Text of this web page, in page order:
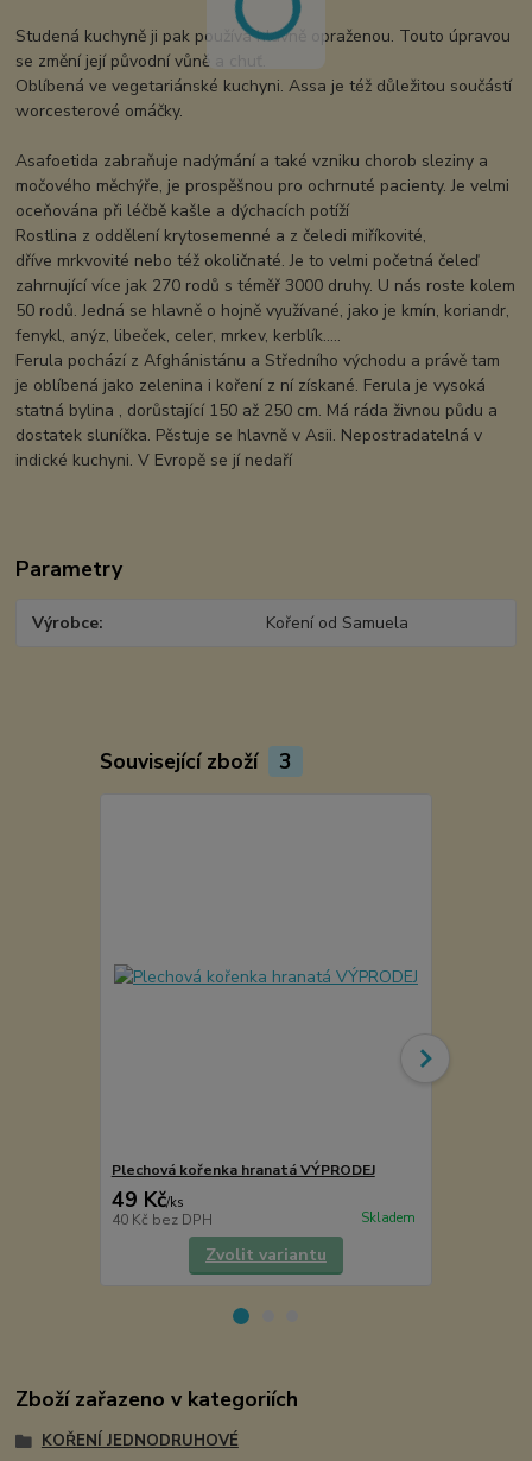
Studená kuchyně ji pak používá hlavně opraženou. Touto úpravou
se změní její původní vůně a chuť.
Oblíbená ve vegetariánské kuchyni. Assa je též důležitou součástí
worcesterové omáčky.
Asafoetida zabraňuje nadýmání a také vzniku chorob sleziny a
močového měchýře, je prospěšnou pro ochrnuté pacienty. Je velmi
oceňována při léčbě kašle a dýchacích potíží
Rostlina z oddělení krytosemenné a z čeledi miříkovité,
dříve mrkvovité nebo též okoličnaté. Je to velmi početná čeleď
zahrnující více jak 270 rodů s téměř 3000 druhy. U nás roste kolem
50 rodů. Jedná se hlavně o hojně využívané, jako je kmín, koriandr,
fenykl, anýz, libeček, celer, mrkev, kerblík.....
Ferula pochází z Afghánistánu a Středního východu a právě tam
je oblíbená jako zelenina i koření z ní získané. Ferula je vysoká
statná bylina , dorůstající 150 až 250 cm. Má ráda živnou půdu a
dostatek sluníčka. Pěstuje se hlavně v Asii. Nepostradatelná v
indické kuchyni. V Evropě se jí nedaří
Parametry
Výrobce Koření od Samuela
Související zboží 3
Plechová kořenka hranatá VÝPRODEJ
49 Kč/ks
40 Kč bez DPH Skladem
Zvolit variantu
Zboží zařazeno v kategoriích
KOŘENÍ JEDNODRUHOVÉ